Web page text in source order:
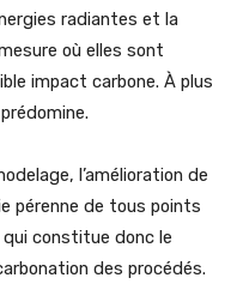
radiantes et la
où elles sont
impact carbone. À plus
l’amélioration de
pérenne de tous points
constitue donc le
des procédés.